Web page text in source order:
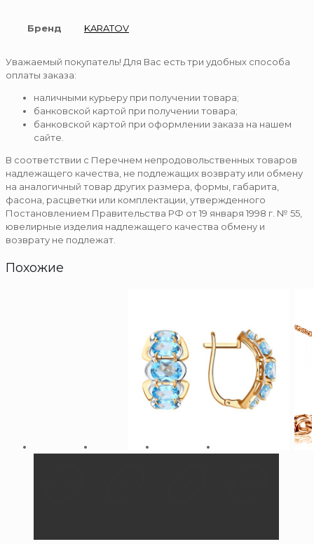
Бренд KARATOV
Уважаемый покупатель! Для Вас есть три удобных способа
оплаты заказа:
наличными курьеру при получении товара;
банковской картой при получении товара;
банковской картой при оформлении заказа на нашем
сайте.
В соответствии с Перечнем непродовольственных товаров
надлежащего качества, не подлежащих возврату или обмену
на аналогичный товар других размера, формы, габарита,
фасона, расцветки или комплектации, утвержденного
Постановлением Правительства РФ от 19 января 1998 г. № 55,
ювелирные изделия надлежащего качества обмену и
возврату не подлежат.
Похожие